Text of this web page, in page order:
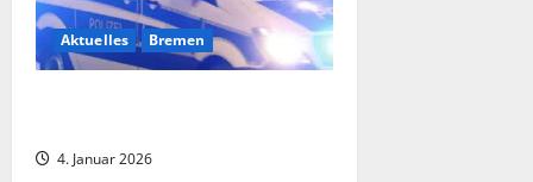
Aktuelles Bremen
4. Januar 2026